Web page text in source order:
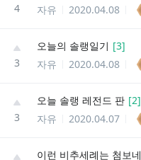
4
자유
2020.04.08
3
오늘의 솔랭일기 [3]
자유
2020.04.08
3
오늘 솔랭 레전드 판 [2]
자유
2020.04.07
이런 비추세례는 첨보네